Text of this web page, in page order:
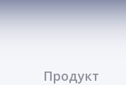
Продукт